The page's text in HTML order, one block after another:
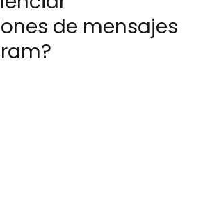
de mensajes